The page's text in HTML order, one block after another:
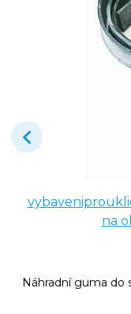
na
Náhradní guma do